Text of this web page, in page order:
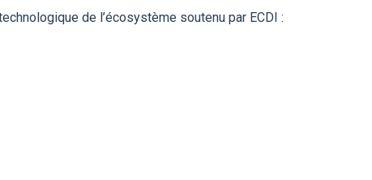
de l’écosystème soutenu par ECDI :